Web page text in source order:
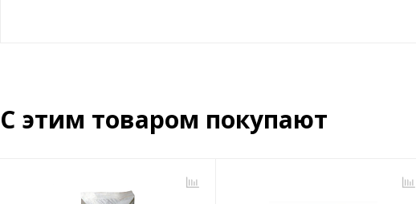
С этим товаром покупают